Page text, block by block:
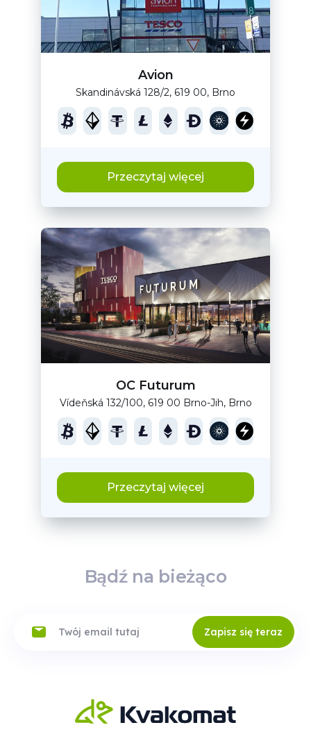
Avion
Skandinávská 128/2, 619 00, Brno
Przeczytaj więcej
OC Futurum
Vídeňská 132/100, 619 00 Brno-Jih, Brno
Przeczytaj więcej
Bądź na bieżąco
Zapisz się teraz